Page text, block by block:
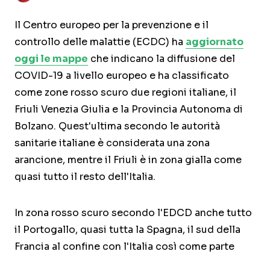
Il Centro europeo per la prevenzione e il
controllo delle malattie (ECDC) ha aggiornato
oggi le mappe che indicano la diffusione del
COVID-19 a livello europeo e ha classificato
come zone rosso scuro due regioni italiane, il
Friuli Venezia Giulia e la Provincia Autonoma di
Bolzano. Quest'ultima secondo le autorità
sanitarie italiane è considerata una zona
arancione, mentre il Friuli è in zona gialla come
quasi tutto il resto dell'Italia.
In zona rosso scuro secondo l'EDCD anche tutto
il Portogallo, quasi tutta la Spagna, il sud della
Francia al confine con l'Italia così come parte